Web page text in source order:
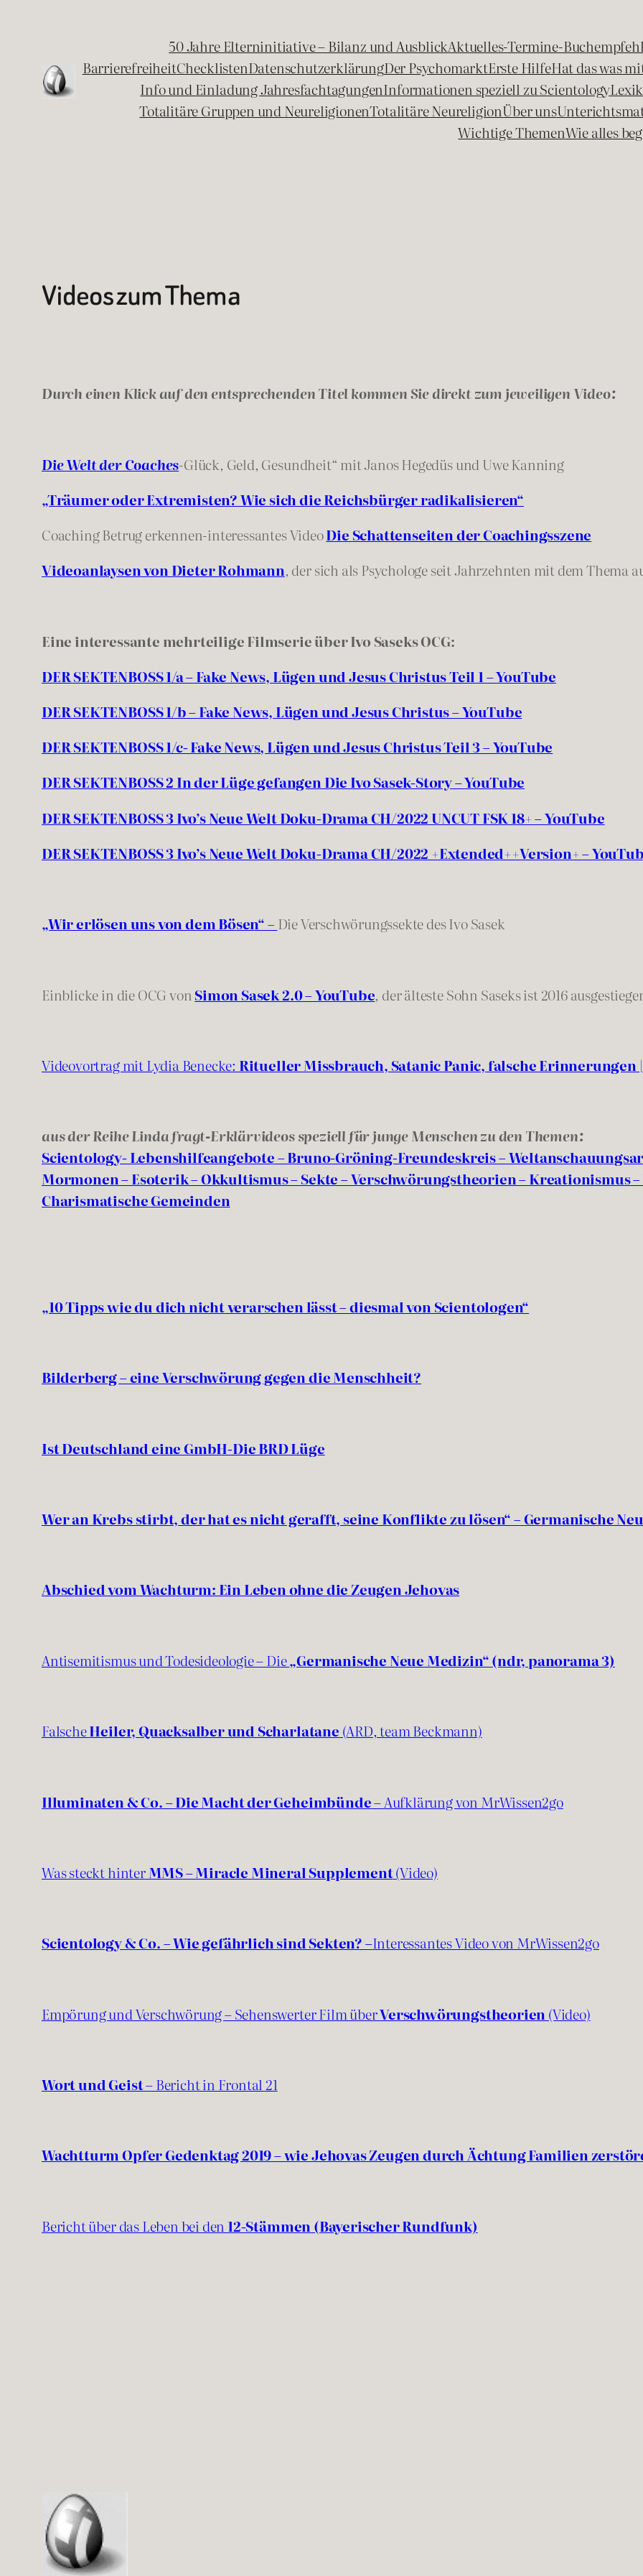
50 Jahre Elterninitiative – Bilanz und AusblickAktuelles-Termine-
BarrierefreiheitChecklistenDatenschutzerklärungDer PsychomarktErste HilfeHat das was
Info und Einladung JahresfachtagungenInformationen speziell zu Scientology
Totalitäre Gruppen und NeureligionenTotalitäre NeureligionÜber uns
Wichtige ThemenWie alles
Videos zum Thema
Durch einen Klick auf den entsprechenden Titel kommen Sie direkt zum jeweiligen Video:
Die Welt der Coaches-Glück, Geld, Gesundheit“ mit Janos Hegedüs und Uwe Kanning
„Träumer oder Extremisten? Wie sich die Reichsbürger radikalisieren“
Coaching Betrug erkennen-interessantes VideoDie Schattenseiten der Coachingsszene
Videoanlaysen von Dieter Rohmann, der sich als Psychologe seit Jahrzehnten mit dem Thema
Eine interessante mehrteilige Filmserie über Ivo Saseks OCG:
DER SEKTENBOSS 1/a – Fake News, Lügen und Jesus Christus Teil 1 – YouTube
DER SEKTENBOSS 1/b – Fake News, Lügen und Jesus Christus – YouTube
DER SEKTENBOSS 1/c- Fake News, Lügen und Jesus Christus Teil 3 – YouTube
DER SEKTENBOSS 2 In der Lüge gefangen Die Ivo Sasek-Story – YouTube
DER SEKTENBOSS 3 Ivo’s Neue Welt Doku-Drama CH/2022 UNCUT FSK 18+ – YouTube
DER SEKTENBOSS 3 Ivo’s Neue Welt Doku-Drama CH/2022 +Extended++Version+ –
„Wir erlösen uns von dem Bösen“–Die Verschwörungssekte des Ivo Sasek
Einblicke in die OCG von Simon Sasek 2.0 – YouTube, der älteste Sohn Saseks ist 2016
Videovortrag mit Lydia Benecke: Ritueller Missbrauch, Satanic Panic, falsche Erinnerungen
aus der Reihe Linda fragt-Erklärvideos speziell für junge Menschen zu den Themen:
Scientology- Lebenshilfeangebote – Bruno-Gröning-Freundeskreis –
Mormonen – Esoterik – Okkultismus – Sekte – Verschwörungstheorien – Kreationismus
Charismatische Gemeinden
„10 Tipps wie du dich nicht verarschen lässt – diesmal von Scientologen“
Bilderberg – eine Verschwörung gegen die Menschheit?
Ist Deutschland eine GmbH-Die BRD Lüge
Wer an Krebs stirbt, der hat es nicht gerafft, seine Konflikte zu lösen“ – Germanische
Abschied vom Wachturm: Ein Leben ohne die Zeugen Jehovas
Antisemitismus und Todesideologie – Die„Germanische Neue Medizin“ (ndr, panorama 3)
FalscheHeiler, Quacksalber und Scharlatane (ARD, team Beckmann)
Illuminaten & Co. – Die Macht der Geheimbünde– Aufklärung von MrWissen2go
Was steckt hinterMMS – Miracle Mineral Supplement(Video)
Scientology & Co. – Wie gefährlich sind Sekten? –Interessantes Video von MrWissen2go
Empörung und Verschwörung – Sehenswerter Film überVerschwörungstheorien (Video)
Wort und Geist– Bericht in Frontal 21
Wachtturm Opfer Gedenktag 2019 – wie Jehovas Zeugen durch Ächtung Familien
Bericht über das Leben bei den 12-Stämmen (Bayerischer Rundfunk)